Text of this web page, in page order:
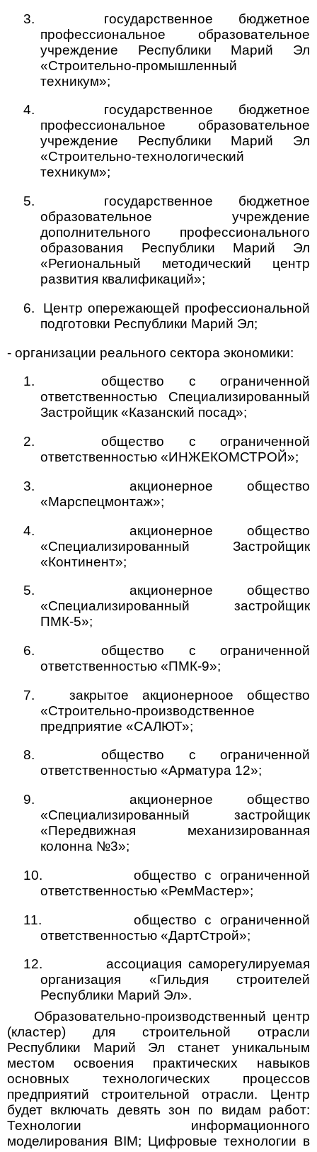
3.
государственное бюджетное
профессиональное образовательное
учреждение Республики Марий Эл
«Строительно-промышленный
техникум»;
4.
государственное бюджетное
профессиональное образовательное
учреждение Республики Марий Эл
«Строительно-технологический
техникум»;
5.
государственное бюджетное
образовательное учреждение
дополнительного профессионального
образования Республики Марий Эл
«Региональный методический центр
развития квалификаций»;
6.
Центр опережающей профессиональной
подготовки Республики Марий Эл;
- организации реального сектора экономики:
1.
общество с ограниченной
ответственностью Специализированный
Застройщик «Казанский посад»;
2.
общество с ограниченной
ответственностью «ИНЖЕКОМСТРОЙ»;
3.
акционерное общество
«Марспецмонтаж»;
4.
акционерное общество
«Специализированный Застройщик
«Континент»;
5.
акционерное общество
«Специализированный застройщик
ПМК-5»;
6.
общество с ограниченной
ответственностью «ПМК-9»;
7.
закрытое акционерноое общество
«Строительно-производственное
предприятие «САЛЮТ»;
8.
общество с ограниченной
ответственностью «Арматура 12»;
9.
акционерное общество
«Специализированный застройщик
«Передвижная механизированная
колонна №3»;
10.
общество с ограниченной
ответственностью «РемМастер»;
11.
общество с ограниченной
ответственностью «ДартСтрой»;
12.
ассоциация саморегулируемая
организация «Гильдия строителей
Республики Марий Эл».
Образовательно-производственный центр
(кластер) для строительной отрасли
Республики Марий Эл станет уникальным
местом освоения практических навыков
основных технологических процессов
предприятий
строительной отрасли. Центр
будет включать девять зон по видам работ:
Технологии информационного
моделирования BIM; Цифровые технологии в